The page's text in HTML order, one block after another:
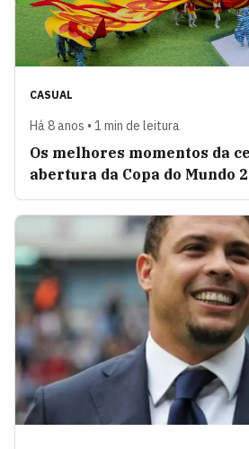
CASUAL
Há 8 anos • 1 min de leitura
Os melhores momentos da
abertura da Copa do Mundo